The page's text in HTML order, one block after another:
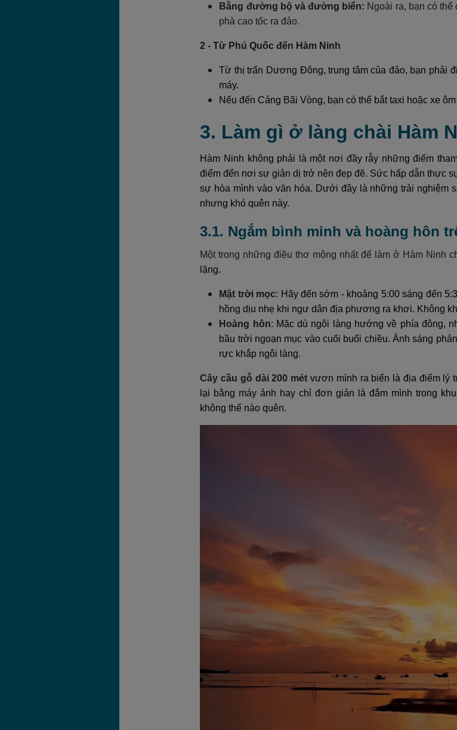
Bằng đường bộ và đường biển: Ngoài ra, bạn có
phà cao tốc ra đảo.
2 - Từ Phú Quốc đến Hàm Ninh
Từ thị trấn Dương Đông, trung tâm của đảo, bạn phải
máy.
Nếu đến Cảng Bãi Vòng, bạn có thể bắt taxi hoặc xe
3. Làm gì ở làng chài Hàm
Hàm Ninh không phải là một nơi đầy rẫy những điểm
điểm đến nơi sự giản dị trở nên đẹp đẽ. Sức hấp dẫn thực
sự hòa mình vào văn hóa. Dưới đây là những trải nghiệm
nhưng khó quên này.
3.1. Ngắm bình minh và hoàng hôn
Một trong những điều thơ mộng nhất để làm ở Hàm Ninh
lặng.
Mặt trời mọc: Hãy đến sớm - khoảng 5:00 sáng đến
hồng dịu nhẹ khi ngư dân địa phương ra khơi. Không
Hoàng hôn: Mặc dù ngôi làng hướng về phía đông,
bầu trời ngoạn mục vào cuối buổi chiều. Ánh sáng
rực khắp ngôi làng.
Cây cầu gỗ dài 200 mét vươn mình ra biển là địa điểm lý
lại bằng máy ảnh hay chỉ đơn giản là đắm mình trong
không thể nào quên.